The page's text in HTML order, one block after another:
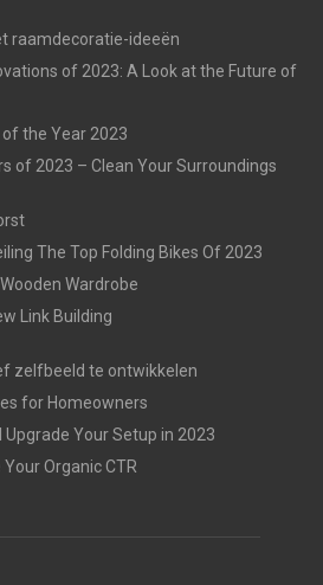
raamdecoratie-ideeën
of 2023: A Look at the Future of
the Year 2023
of 2023 – Clean Your Surroundings
The Top Folding Bikes Of 2023
Wardrobe
Link Building
zelfbeeld te ontwikkelen
for Homeowners
Your Setup in 2023
Organic CTR